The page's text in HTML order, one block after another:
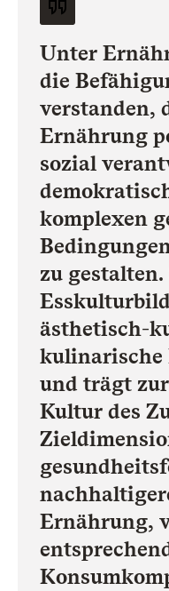
Unter
die
verstanden,
Ernährung
sozial
komplexen
zu
ästhetisch-
kulinarische
und trägt
Kultur des
Ernährung,